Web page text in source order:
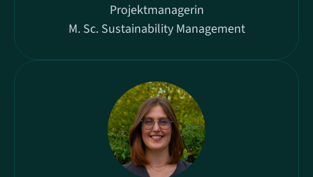
Projektmanagerin
M. Sc. Sustainability Management